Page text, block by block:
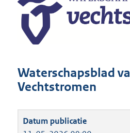
Waterschapsblad
Vechtstromen